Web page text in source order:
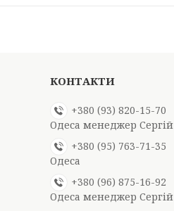
+380 (93) 820-15-70
Одеса менеджер Сергій
+380 (95) 763-71-35
Одеса
+380 (96) 875-16-92
Одеса менеджер Сергій